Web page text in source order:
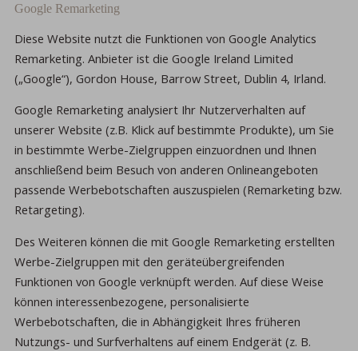
Google Remarketing
Diese Website nutzt die Funktionen von Google Analytics
Remarketing. Anbieter ist die Google Ireland Limited
(„Google“), Gordon House, Barrow Street, Dublin 4, Irland.
Google Remarketing analysiert Ihr Nutzerverhalten auf
unserer Website (z.B. Klick auf bestimmte Produkte), um Sie
in bestimmte Werbe-Zielgruppen einzuordnen und Ihnen
anschließend beim Besuch von anderen Onlineangeboten
passende Werbebotschaften auszuspielen (Remarketing bzw.
Retargeting).
Des Weiteren können die mit Google Remarketing erstellten
Werbe-Zielgruppen mit den geräteübergreifenden
Funktionen von Google verknüpft werden. Auf diese Weise
können interessenbezogene, personalisierte
Werbebotschaften, die in Abhängigkeit Ihres früheren
Nutzungs- und Surfverhaltens auf einem Endgerät (z. B.